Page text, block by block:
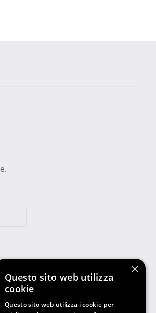
×
Questo sito web utilizza
cookie
Questo sito web utilizza i cookie per